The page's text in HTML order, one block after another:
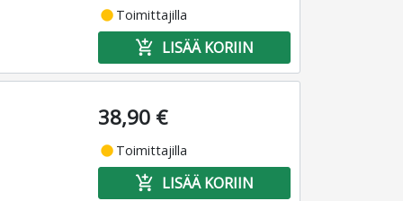
fiber_manual_record Toimittajilla
add_shopping_cart LISÄÄ KORIIN
38,90 €
fiber_manual_record Toimittajilla
add_shopping_cart LISÄÄ KORIIN